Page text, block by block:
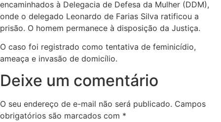
encaminhados à Delegacia de Defesa da Mulher (DDM),
onde o delegado Leonardo de Farias Silva ratificou a
prisão. O homem permanece à disposição da Justiça.
O caso foi registrado como tentativa de feminicídio,
ameaça e invasão de domicílio.
Deixe um comentário
O seu endereço de e-mail não será publicado. Campos
obrigatórios são marcados com *